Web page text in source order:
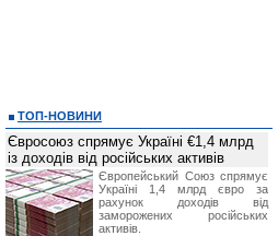
ТОП-НОВИНИ
Євросоюз спрямує Україні €1,4 млрд
із доходів від російських активів
Європейський Союз спрямує
Україні 1,4 млрд євро за
рахунок доходів від
заморожених російських
активів.